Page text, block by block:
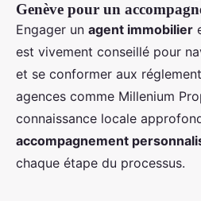
Genève pour un
Engager un agent immobilier
est vivement conseillé pour
et se conformer aux
agences comme Millenium
connaissance locale
accompagnement
chaque étape du processus.